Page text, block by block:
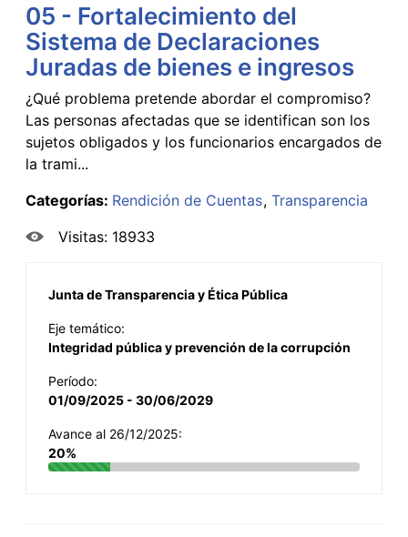
05 - Fortalecimiento del
Sistema de Declaraciones
Juradas de bienes e ingresos
¿Qué problema pretende abordar el compromiso?
Las personas afectadas que se identifican son los
sujetos obligados y los funcionarios encargados de
la trami...
Categorías: Rendición de Cuentas Transparencia
Visitas: 18933
Junta de Transparencia y Ética Pública
Eje temático:
Integridad pública y prevención de la corrupción
Período:
01/09/2025 - 30/06/2029
Avance al 26/12/2025:
20%